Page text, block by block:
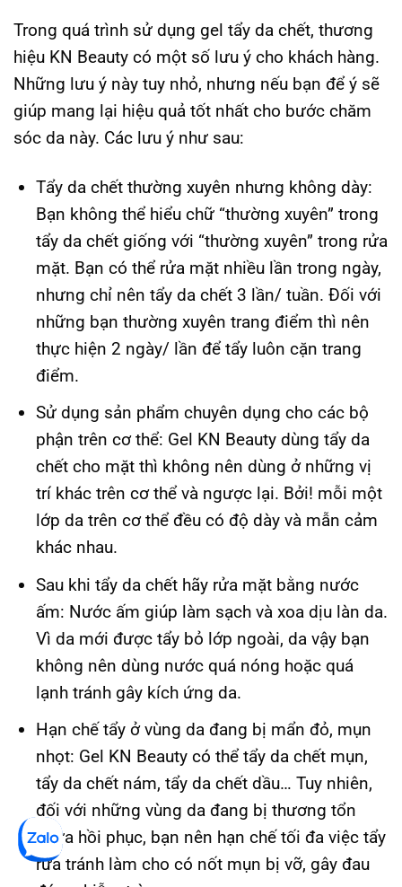
Trong quá trình sử dụng gel tẩy da chết, thương
hiệu KN Beauty có một số lưu ý cho khách hàng.
Những lưu ý này tuy nhỏ, nhưng nếu bạn để ý sẽ
giúp mang lại hiệu quả tốt nhất cho bước chăm
sóc da này. Các lưu ý như sau:
Tẩy da chết thường xuyên nhưng không dày:
Bạn không thể hiểu chữ “thường xuyên” trong
tẩy da chết giống với “thường xuyên” trong rửa
mặt. Bạn có thể rửa mặt nhiều lần trong ngày,
nhưng chỉ nên tẩy da chết 3 lần/ tuần. Đối với
những bạn thường xuyên trang điểm thì nên
thực hiện 2 ngày/ lần để tẩy luôn cặn trang
điểm.
Sử dụng sản phẩm chuyên dụng cho các bộ
phận trên cơ thể: Gel KN Beauty dùng tẩy da
chết cho mặt thì không nên dùng ở những vị
trí khác trên cơ thể và ngược lại. Bởi! mỗi một
lớp da trên cơ thể đều có độ dày và mẫn cảm
khác nhau.
Sau khi tẩy da chết hãy rửa mặt bằng nước
ấm: Nước ấm giúp làm sạch và xoa dịu làn da.
Vì da mới được tẩy bỏ lớp ngoài, da vậy bạn
không nên dùng nước quá nóng hoặc quá
lạnh tránh gây kích ứng da.
Hạn chế tẩy ở vùng da đang bị mẩn đỏ, mụn
nhọt: Gel KN Beauty có thể tẩy da chết mụn,
tẩy da chết nám, tẩy da chết dầu… Tuy nhiên,
đối với những vùng da đang bị thương tổn
chưa hồi phục, bạn nên hạn chế tối đa việc tẩy
rửa tránh làm cho có nốt mụn bị vỡ, gây đau